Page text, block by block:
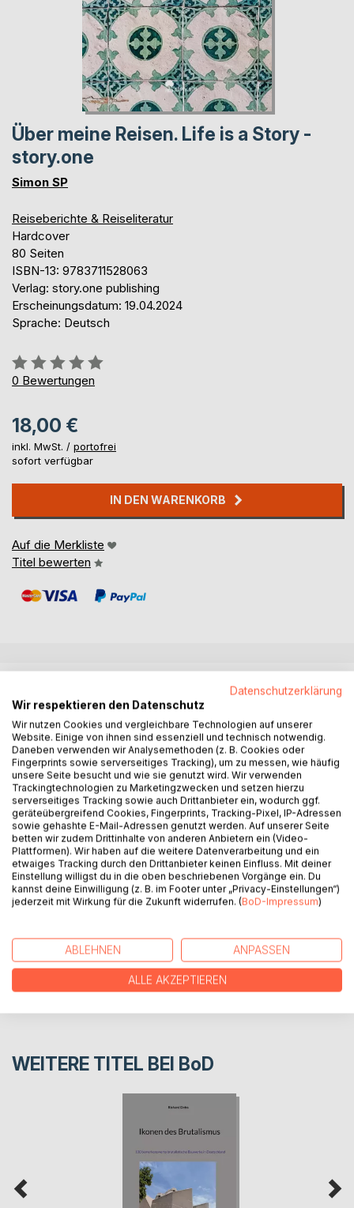
Über meine Reisen. Life is a Story -
story.one
Simon SP
Reiseberichte & Reiseliteratur
Hardcover
80 Seiten
ISBN-13: 9783711528063
Verlag: story.one publishing
Erscheinungsdatum: 19.04.2024
Sprache: Deutsch
Bewertung::
0%
0 Bewertungen
18,00 €
inkl. MwSt. / portofrei
sofort verfügbar
IN DEN WARENKORB
Auf die Merkliste
Titel bewerten
In diesem Buch habe ich meine Abenteuer in einer
mitreißenden und unterhaltsamen Art niedergeschrieben.
Es bietet nicht nur eine spannende Lektüre, sondern auch
wertvolle Einblicke und praktische Tipps für Reisende.
Begleite mich auf meinen Reisen und lass dich von den
Geschichten inspirieren, während du gleichzeitig von
meinen Reflexionen profitierst.
AUTOR/IN
REZENSIONEN
WEITERE TITEL BEI BoD
Datenschutzerklärung
Wir respektieren den Datenschutz
Wir nutzen Cookies und vergleichbare Technologien auf unserer
Website. Einige von ihnen sind essenziell und technisch notwendig.
Daneben verwenden wir Analysemethoden (z. B. Cookies oder
Fingerprints sowie serverseitiges Tracking), um zu messen, wie häufig
unsere Seite besucht und wie sie genutzt wird. Wir verwenden
Trackingtechnologien zu Marketingzwecken und setzen hierzu
serverseitiges Tracking sowie auch Drittanbieter ein, wodurch ggf.
geräteübergreifend Cookies, Fingerprints, Tracking-Pixel, IP-Adressen
sowie gehashte E-Mail-Adressen genutzt werden. Auf unserer Seite
betten wir zudem Drittinhalte von anderen Anbietern ein (Video-
Plattformen). Wir haben auf die weitere Datenverarbeitung und ein
etwaiges Tracking durch den Drittanbieter keinen Einfluss. Mit deiner
Einstellung willigst du in die oben beschriebenen Vorgänge ein. Du
kannst deine Einwilligung (z. B. im Footer unter „Privacy-Einstellungen“)
jederzeit mit Wirkung für die Zukunft widerrufen. (BoD-Impressum)
ABLEHNEN ANPASSEN
ALLE AKZEPTIEREN